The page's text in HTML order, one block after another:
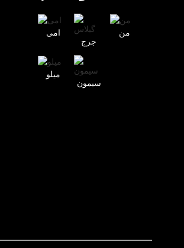
امی
جرج
من
میلو
سیمون